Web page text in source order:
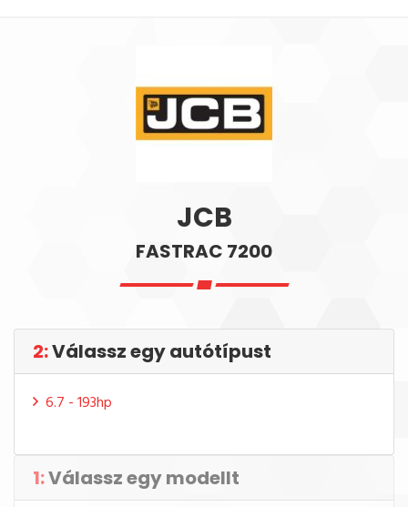
JCB
FASTRAC 7200
1:Válassz egy modellt
2:Válassz egy autótípust
6.7 - 193hp